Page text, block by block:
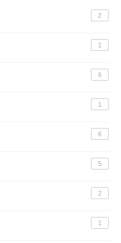
2
1
6
1
6
5
2
1